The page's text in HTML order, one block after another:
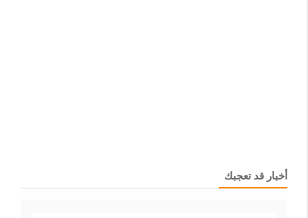
أخبار قد تعجبك